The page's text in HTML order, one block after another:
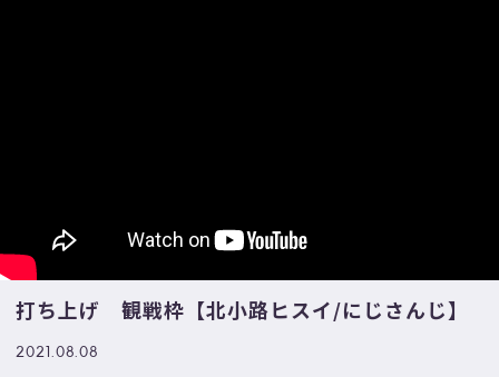
打ち上げ 観戦枠【北小路ヒスイ/にじさんじ】
2021.08.08